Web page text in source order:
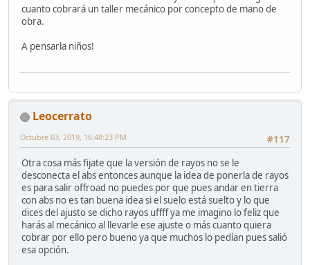
cuanto cobrará un taller mecánico por concepto de mano de
obra.
A pensarla niños!
Leocerrato
#117
Octubre 03, 2019, 16:48:23 PM
Otra cosa más fijate que la versión de rayos no se le
desconecta el abs entonces aunque la idea de ponerla de rayos
es para salir offroad no puedes por que pues andar en tierra
con abs no es tan buena idea si el suelo está suelto y lo que
dices del ajusto se dicho rayos uffff ya me imagino lo feliz que
harás al mecánico al llevarle ese ajuste o más cuanto quiera
cobrar por ello pero bueno ya que muchos lo pedían pues salió
esa opción.